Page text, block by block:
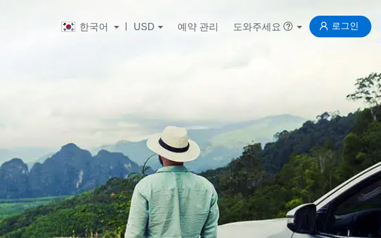
한국어 USD 예약 관리 도와주세요 로그인